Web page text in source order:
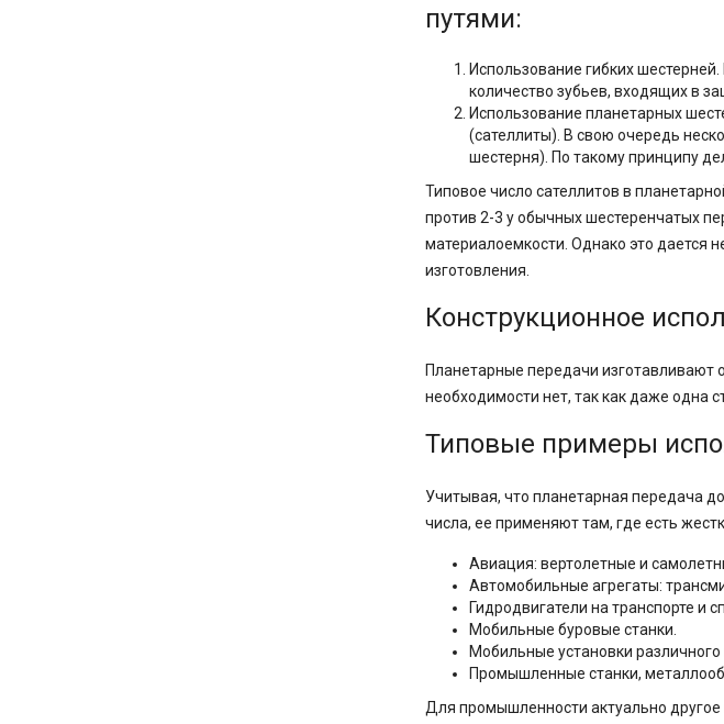
путями:
Использование гибких
количество зубьев, входящих в
Использование планетарных
(сателлиты). В свою очередь
шестерня). По такому принципу
Типовое число сателлитов в
против 2-3 у обычных шестеренчатых
материалоемкости. Однако это дается
изготовления.
Конструкционное
Планетарные передачи изготавливают
необходимости нет, так как даже одна
Типовые примеры
Учитывая, что планетарная передача
числа, ее применяют там, где есть
Авиация: вертолетные и
Автомобильные агрегаты:
Гидродвигатели на транспорте и
Мобильные буровые станки.
Мобильные установки
Промышленные станки,
Для промышленности актуально другое